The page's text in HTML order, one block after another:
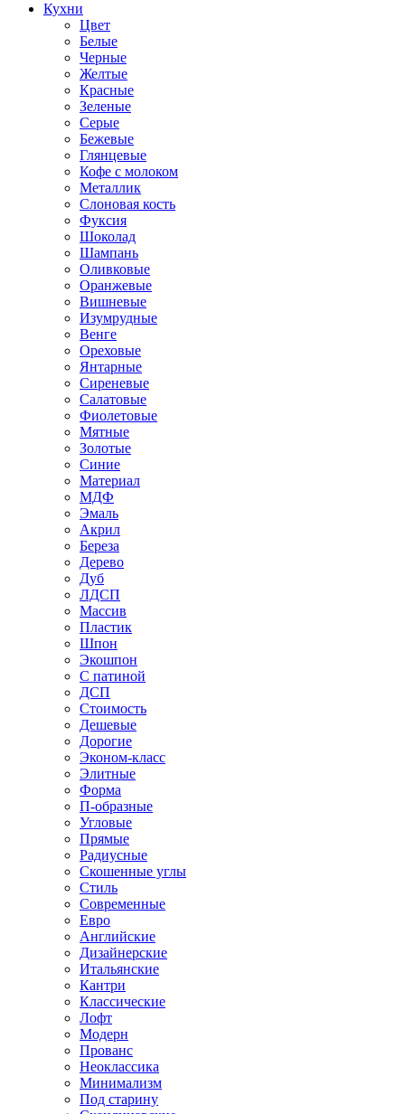
Кухни
Цвет
Белые
Черные
Желтые
Красные
Зеленые
Серые
Бежевые
Глянцевые
Кофе с молоком
Металлик
Слоновая кость
Фуксия
Шоколад
Шампань
Оливковые
Оранжевые
Вишневые
Изумрудные
Венге
Ореховые
Янтарные
Сиреневые
Салатовые
Фиолетовые
Мятные
Золотые
Синие
Материал
МДФ
Эмаль
Акрил
Береза
Дерево
Дуб
ЛДСП
Массив
Пластик
Шпон
Экошпон
С патиной
ДСП
Стоимость
Дешевые
Дорогие
Эконом-класс
Элитные
Форма
П-образные
Угловые
Прямые
Радиусные
Скошенные углы
Стиль
Современные
Евро
Английские
Дизайнерские
Итальянские
Кантри
Классические
Лофт
Модерн
Прованс
Неоклассика
Минимализм
Под старину